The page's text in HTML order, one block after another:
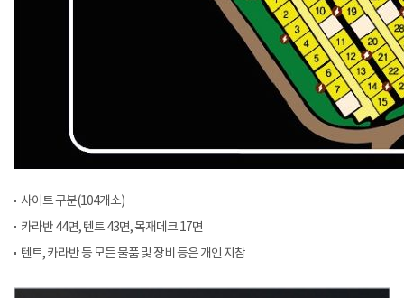
사이트 구분(104개소)
카라반 44면, 텐트 43면, 목재데크 17면
텐트, 카라반 등 모든 물품 및 장비 등은 개인 지참